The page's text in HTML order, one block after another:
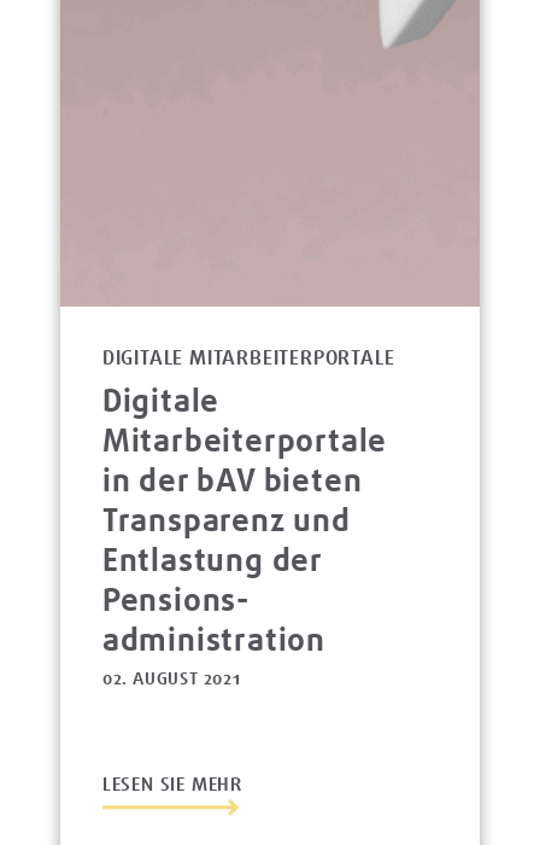
DIGITALE MITARBEITERPORTALE
Digitale
Mitarbeiterportale
in der bAV bieten
Transparenz und
Entlastung der
Pensions­
administration
02. AUGUST 2021
LESEN SIE MEHR